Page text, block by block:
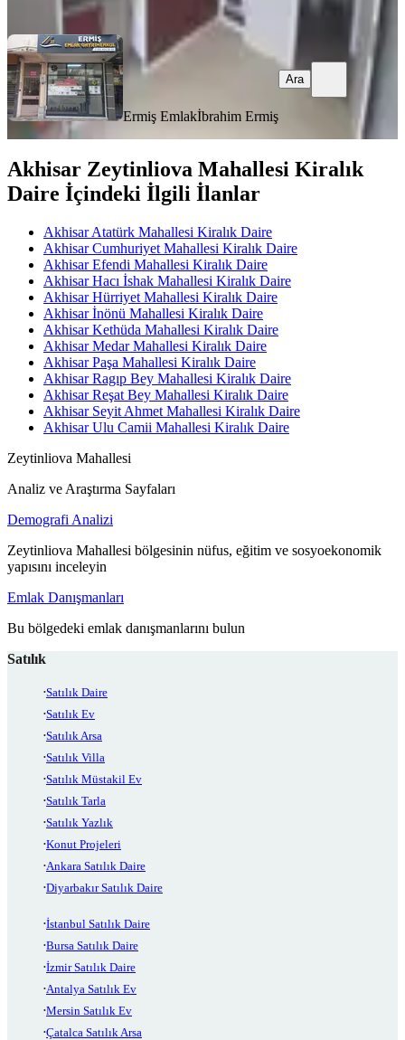
Ermiş Emlakİbrahim Ermiş
Ara
Akhisar Zeytinliova Mahallesi Kiralık
Daire İçindeki İlgili İlanlar
Akhisar Atatürk Mahallesi Kiralık Daire
Akhisar Cumhuriyet Mahallesi Kiralık Daire
Akhisar Efendi Mahallesi Kiralık Daire
Akhisar Hacı İshak Mahallesi Kiralık Daire
Akhisar Hürriyet Mahallesi Kiralık Daire
Akhisar İnönü Mahallesi Kiralık Daire
Akhisar Kethüda Mahallesi Kiralık Daire
Akhisar Medar Mahallesi Kiralık Daire
Akhisar Paşa Mahallesi Kiralık Daire
Akhisar Ragıp Bey Mahallesi Kiralık Daire
Akhisar Reşat Bey Mahallesi Kiralık Daire
Akhisar Seyit Ahmet Mahallesi Kiralık Daire
Akhisar Ulu Camii Mahallesi Kiralık Daire
Zeytinliova Mahallesi
Analiz ve Araştırma Sayfaları
Demografi Analizi
Zeytinliova Mahallesi bölgesinin nüfus, eğitim ve sosyoekonomik
yapısını inceleyin
Emlak Danışmanları
Bu bölgedeki emlak danışmanlarını bulun
Satılık
Satılık Daire
Satılık Ev
Satılık Arsa
Satılık Villa
Satılık Müstakil Ev
Satılık Tarla
Satılık Yazlık
Konut Projeleri
Ankara Satılık Daire
Diyarbakır Satılık Daire
İstanbul Satılık Daire
Bursa Satılık Daire
İzmir Satılık Daire
Antalya Satılık Ev
Mersin Satılık Ev
Çatalca Satılık Arsa